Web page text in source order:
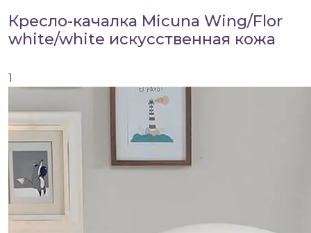
Кресло-качалка Micuna Wing/Flor
white/white искусственная кожа
1